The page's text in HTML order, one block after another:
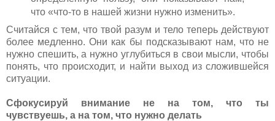
что «что-то в нашей жизни нужно изменить».
Считайся с тем, что твой разум и тело теперь действуют
более медленно. Они как бы подсказывают нам, что не
нужно спешить, а нужно углубиться в свои мысли, чтобы
понять, что происходит, и найти выход из сложившейся
ситуации.
Сфокусируй внимание не на том, что ты
чувствуешь, а на том, что нужно делать